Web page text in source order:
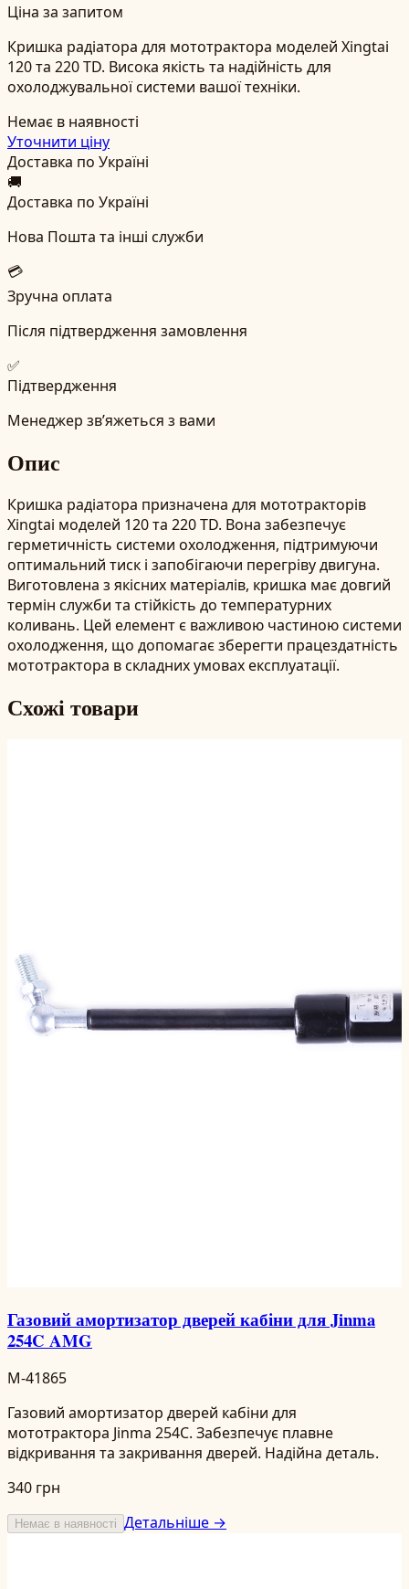
Ціна за запитом
Кришка радіатора для мототрактора моделей Xingtai
120 та 220 TD. Висока якість та надійність для
охолоджувальної системи вашої техніки.
Немає в наявності
Уточнити ціну
Доставка по Україні
🚚
Доставка по Україні
Нова Пошта та інші служби
💳
Зручна оплата
Після підтвердження замовлення
✅
Підтвердження
Менеджер зв’яжеться з вами
Опис
Кришка радіатора призначена для мототракторів
Xingtai моделей 120 та 220 TD. Вона забезпечує
герметичність системи охолодження, підтримуючи
оптимальний тиск і запобігаючи перегріву двигуна.
Виготовлена з якісних матеріалів, кришка має довгий
термін служби та стійкість до температурних
коливань. Цей елемент є важливою частиною системи
охолодження, що допомагає зберегти працездатність
мототрактора в складних умовах експлуатації.
Схожі товари
Газовий амортизатор дверей кабіни для Jinma
254C AMG
M-41865
Газовий амортизатор дверей кабіни для
мототрактора Jinma 254C. Забезпечує плавне
відкривання та закривання дверей. Надійна деталь.
340 грн
Немає в наявності Детальніше →